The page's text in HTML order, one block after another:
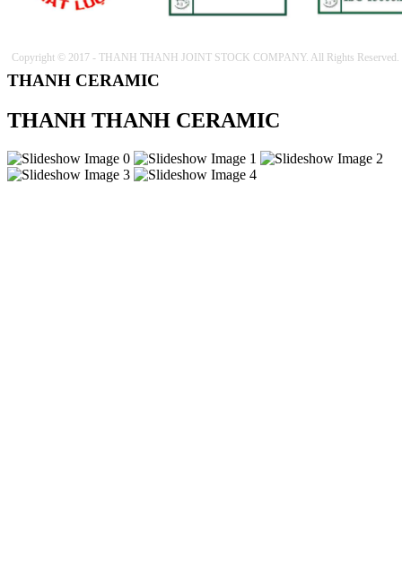
Copyright © 2017 - THANH THANH JOINT STOCK COMPANY. All Rights Reserved.
THANH CERAMIC
THANH THANH CERAMIC